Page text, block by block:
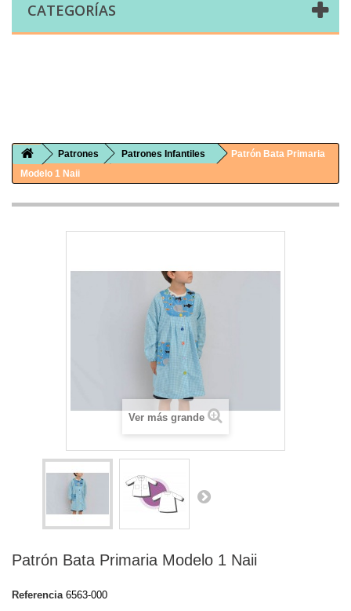
CATEGORÍAS
Patrones Patrones Infantiles
Patrón Bata Primaria
Modelo 1 Naii
Ver más grande
Patrón Bata Primaria Modelo 1 Naii
Referencia 6563-000